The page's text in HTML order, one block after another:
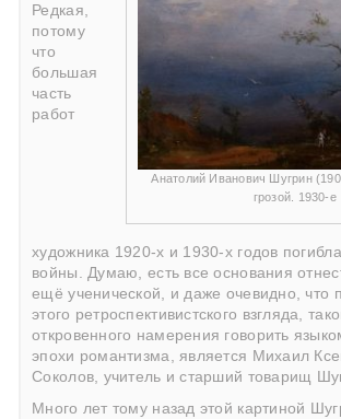
Анатолий Иванович Шугрин
грозой. 1930-е
Редкая,
потому
что
большая
часть
работ
художника 1920-х и 1930-х годов
войны. Думаю, есть все основания
ещё ученической, и даже очевидно, что
этого ретроспективистского взгляда,
откровенного намерения говорить
эпохи романтизма, является Михаил
Соколов, учитель и старший товарищ
Много лет тому назад этой картиной